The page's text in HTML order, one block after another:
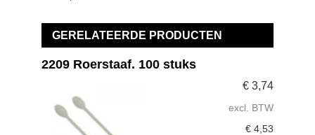
GERELATEERDE PRODUCTEN
2209 Roerstaaf. 100 stuks
€ 3,74
excl. BTW
€ 4,53